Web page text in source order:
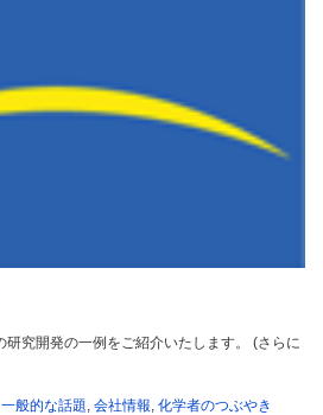
究開発の一例をご紹介いたします。 (さらに
一般的な話題, 会社情報, 化学者のつぶやき